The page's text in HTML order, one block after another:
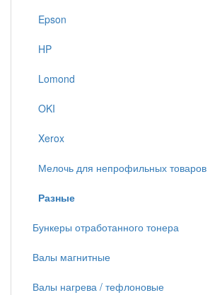
Epson
HP
Lomond
OKI
Xerox
Мелочь для непрофильных товаров
Разные
Бункеры отработанного тонера
Валы магнитные
Валы нагрева / тефлоновые